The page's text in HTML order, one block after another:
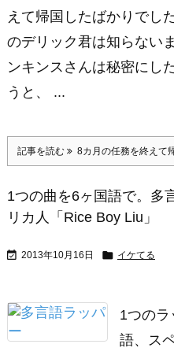
えて帰国したばかりでし
のデリック君は知らない
ンキンスさんは秘密にし
うと、 ...
記事を読む 8カ月の任務を終えて
1つの曲を6ヶ国語で。多
リカ人「Rice Boy Liu」
 2013年10月16日  イケてる
1つのラ
語、ス